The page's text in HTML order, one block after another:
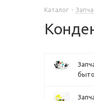
Каталог -